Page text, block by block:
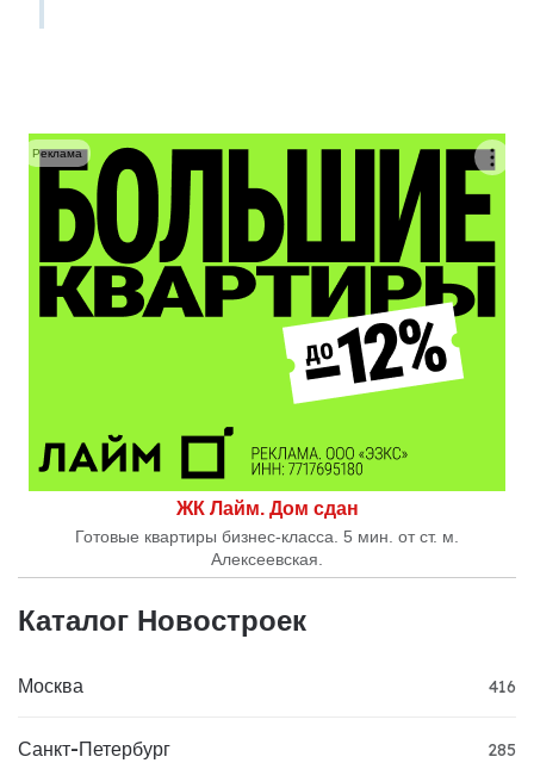
ЖК Лайм. Дом сдан
Готовые квартиры бизнес-класса. 5 мин. от ст. м.
Алексеевская.
Реклама
Каталог Новостроек
Москва 416
Санкт-Петербург 285